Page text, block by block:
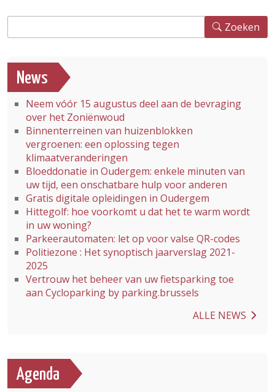
Zoeken
News
Neem vóór 15 augustus deel aan de bevraging
over het Zoniënwoud
Binnenterreinen van huizenblokken
vergroenen: een oplossing tegen
klimaatveranderingen
Bloeddonatie in Oudergem: enkele minuten van
uw tijd, een onschatbare hulp voor anderen
Gratis digitale opleidingen in Oudergem
Hittegolf: hoe voorkomt u dat het te warm wordt
in uw woning?
Parkeerautomaten: let op voor valse QR-codes
Politiezone : Het synoptisch jaarverslag 2021-
2025
Vertrouw het beheer van uw fietsparking toe
aan Cycloparking by parking.brussels
ALLE NEWS
Agenda